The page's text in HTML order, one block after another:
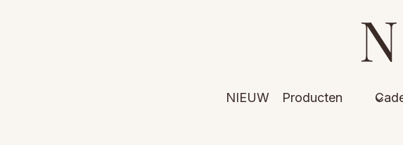
NIEUW Producten